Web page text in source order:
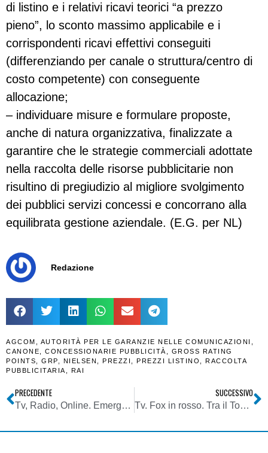
di listino e i relativi ricavi teorici “a prezzo
pieno”, lo sconto massimo applicabile e i
corrispondenti ricavi effettivi conseguiti
(differenziando per canale o struttura/centro di
costo competente) con conseguente
allocazione;
– individuare misure e formulare proposte,
anche di natura organizzativa, finalizzate a
garantire che le strategie commerciali adottate
nella raccolta delle risorse pubblicitarie non
risultino di pregiudizio al migliore svolgimento
dei pubblici servizi concessi e concorrano alla
equilibrata gestione aziendale. (E.G. per NL)
Redazione
AGCOM AUTORITÀ PER LE GARANZIE NELLE COMUNICAZIONI
CANONE
CONCESSIONARIE PUBBLICITÀ
GROSS RATING
POINTS
GRP NIELSEN PREZZI PREZZI LISTINO
RACCOLTA
PUBBLICITARIA
RAI
PRECEDENTE
Tv, Radio, Online. Emergenza Coronavirus fa schizzare ascolti. Ai massimi livelli le all news, ma in realtà cresce tutto
SUCCESSIVO
Tv. Fox in rosso. Tra il Topolino e la Volpe non sembra sia l’inizio di una favola: in calo rispetto al 2018